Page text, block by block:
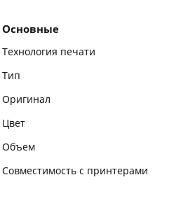
Основные
Технология печати
Тип
Оригинал
Цвет
Объем
Совместимость с принтерами